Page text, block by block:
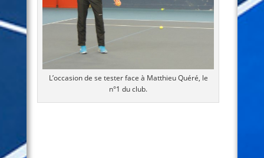
L’occasion de se tester face à Matthieu Quéré, le
n°1 du club.